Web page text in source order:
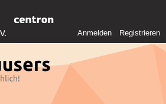
Anmelden Registrieren